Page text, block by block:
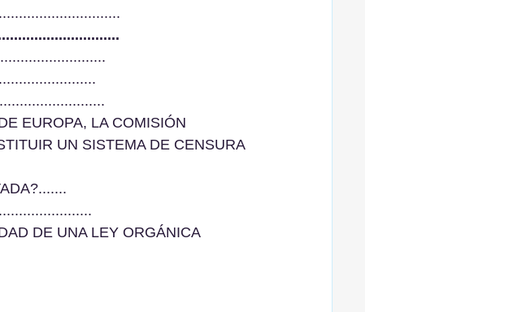
EUROPA, LA COMISIÓN
UN SISTEMA DE CENSURA
DE UNA LEY ORGÁNICA